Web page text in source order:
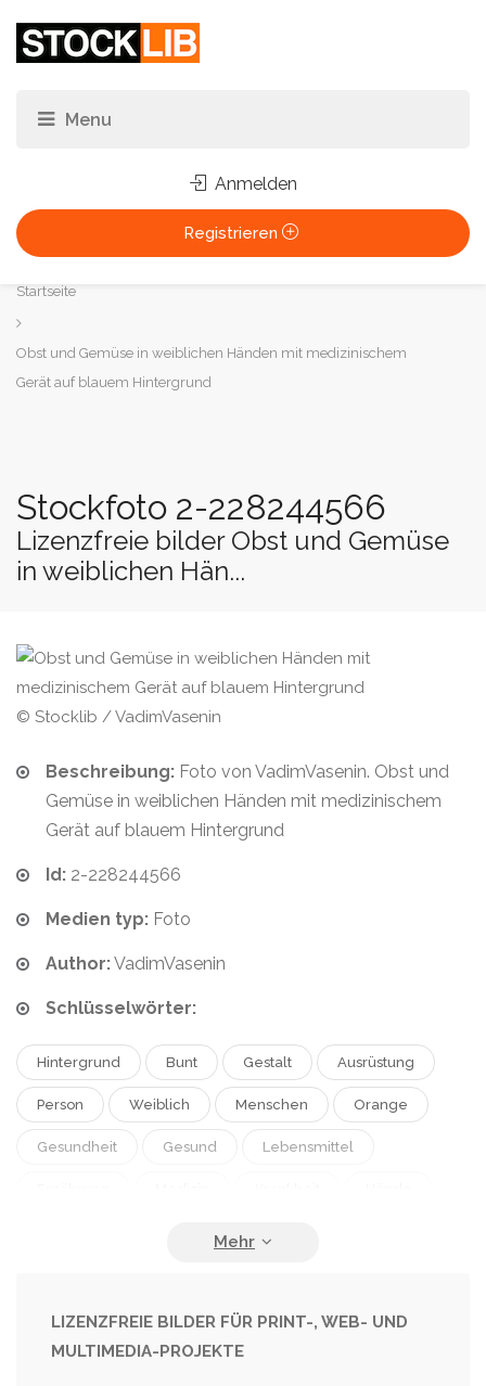
Anmelden
Registrieren
Sie
sind
hier:
Startseite
Obst und Gemüse in weiblichen Händen mit medizinischem
Gerät auf blauem Hintergrund
Stockfoto 2-228244566
Lizenzfreie bilder Obst und Gemüse
in weiblichen Hän...
© Stocklib / VadimVasenin
Beschreibung: Foto von VadimVasenin. Obst und
Gemüse in weiblichen Händen mit medizinischem
Gerät auf blauem Hintergrund
Id: 2-228244566
Medien typ: Foto
Author:VadimVasenin
Schlüsselwörter:
Hintergrund Bunt Gestalt Ausrüstung
Person Weiblich Menschen Orange
Gesundheit Gesund Lebensmittel
Nadeln Kontrolle Früchte Medicare
Teilweise Spritzen
LIZENZFREIE BILDER FÜR PRINT-, WEB- UND
MULTIMEDIA-PROJEKTE